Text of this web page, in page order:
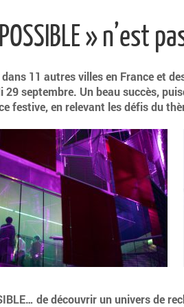
» n’est
11 autres villes en France et
29 septembre. Un beau succès,
festive, en relevant les défis du
de découvrir un univers de